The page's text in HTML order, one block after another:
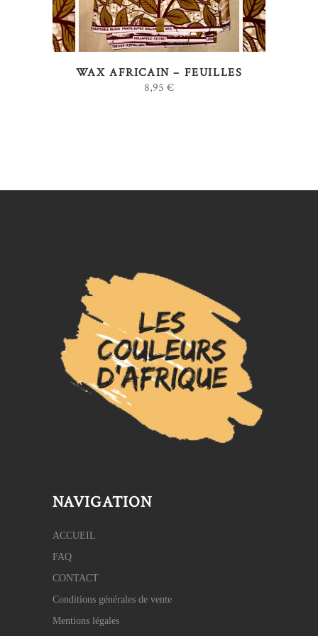
variations.
Les
options
peuvent
du
WAX AFRICAIN – FEUILLES
8,95 €
NAVIGATION
ACCUEIL
FAQ
CONTACT
Conditions générales de vente
Mentions légales